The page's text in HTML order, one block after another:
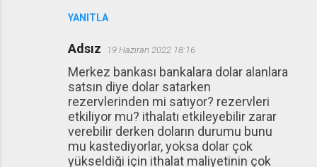
YANITLA
Adsız 19 Haziran 2022 18:16
Merkez bankası bankalara dolar alanlara
satsın diye dolar satarken
rezervlerinden mi satıyor? rezervleri
etkiliyor mu? ithalatı etkileyebilir zarar
verebilir derken doların durumu bunu
mu kastediyorlar, yoksa dolar çok
yükseldiği için ithalat maliyetinin çok